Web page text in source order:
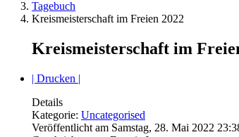
Tagebuch
Kreismeisterschaft im Freien 2022
Kreismeisterschaft im
| Drucken |
Details
Kategorie: Uncategorised
Veröffentlicht am Samstag, 28. Mai 2022